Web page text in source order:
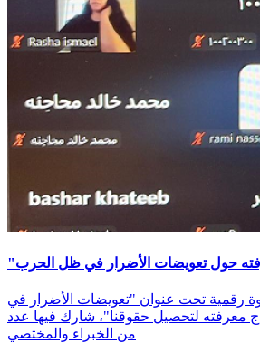
رقمية تحت عنوان "تعويضات الأضرار في
معرفته لتحصيل حقوقنا"، شارك فيها عدد
من الخبراء والمختصي